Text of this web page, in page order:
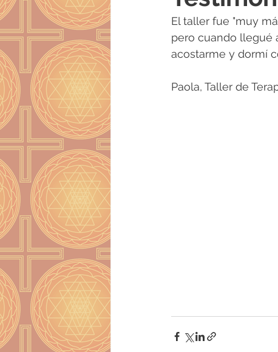
El taller fue "muy
pero cuando llegué
acostarme y dormí
Paola, Taller de